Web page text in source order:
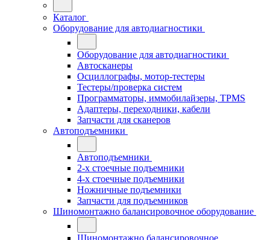
Каталог
Оборудование для автодиагностики
Оборудование для автодиагностики
Автосканеры
Осциллографы, мотор-тестеры
Тестеры/проверка систем
Программаторы, иммобилайзеры, TPMS
Адаптеры, переходники, кабели
Запчасти для сканеров
Автоподъемники
Автоподъемники
2-х стоечные подъемники
4-х стоечные подъемники
Ножничные подъемники
Запчасти для подъемников
Шиномонтажно балансировочное оборудование
Шиномонтажно балансировочное